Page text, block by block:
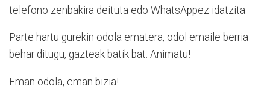
telefono zenbakira deituta edo WhatsAppez idatzita.
Parte hartu gurekin odola ematera, odol emaile berria
behar ditugu, gazteak batik bat. Animatu!
Eman odola, eman bizia!